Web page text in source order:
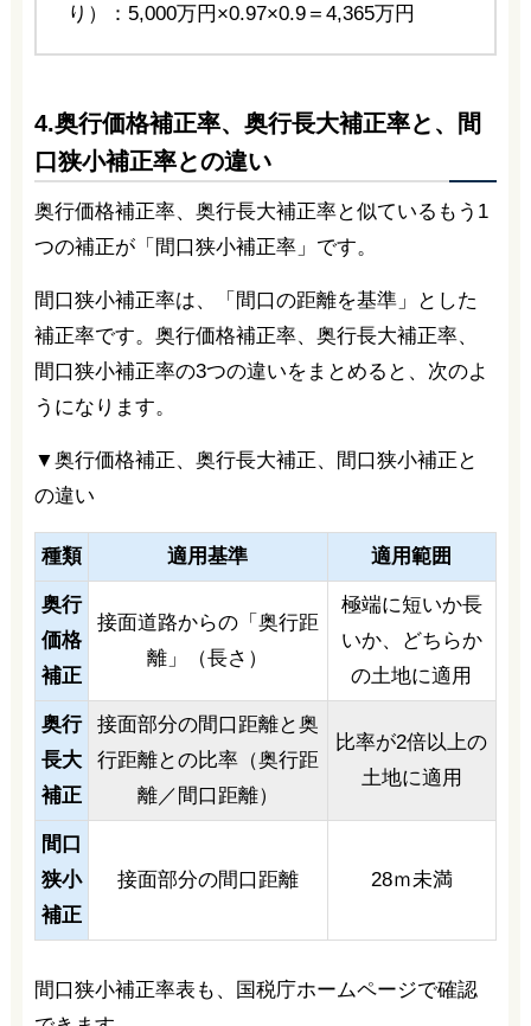
り）：5,000万円×0.97×0.9＝4,365万円
4.奥行価格補正率、奥行長大補正率と、間
口狭小補正率との違い
奥行価格補正率、奥行長大補正率と似ているもう1
つの補正が「間口狭小補正率」です。
間口狭小補正率は、「間口の距離を基準」とした
補正率です。奥行価格補正率、奥行長大補正率、
間口狭小補正率の3つの違いをまとめると、次のよ
うになります。
▼奥行価格補正、奥行長大補正、間口狭小補正と
の違い
種類 適用基準 適用範囲
奥行
価格
補正
接面道路からの「奥行距
離」（長さ）
極端に短いか長
いか、どちらか
の土地に適用
奥行
長大
補正
接面部分の間口距離と奥
行距離との比率（奥行距
離／間口距離）
比率が2倍以上の
土地に適用
間口
狭小
補正
接面部分の間口距離 28ｍ未満
間口狭小補正率表も、国税庁ホームページで確認